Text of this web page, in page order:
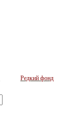
Редкий фонд